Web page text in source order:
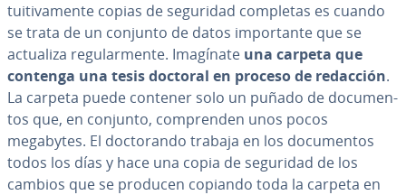
tui­ti­va­me­n­te copias de seguridad completas es cuando
se trata de un conjunto de datos im­po­r­ta­n­te que se
actualiza re­gu­la­r­me­n­te. Imagínate una carpeta que
contenga una tesis doctoral en proceso de redacción.
La carpeta puede contener solo un puñado de do­cu­me­n­
tos que, en conjunto, co­m­pre­n­den unos pocos
megabytes. El do­c­to­ra­n­do trabaja en los do­cu­me­n­tos
todos los días y hace una copia de seguridad de los
cambios que se producen copiando toda la carpeta en